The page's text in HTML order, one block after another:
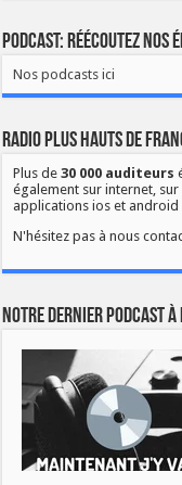
Podcast: Réécoutez nos
Nos podcasts ici
Radio Plus Hauts de
Plus de30 000 auditeurs
également sur internet,
applications ios et android
N'hésitez pas à nous
Notre dernier podcast à